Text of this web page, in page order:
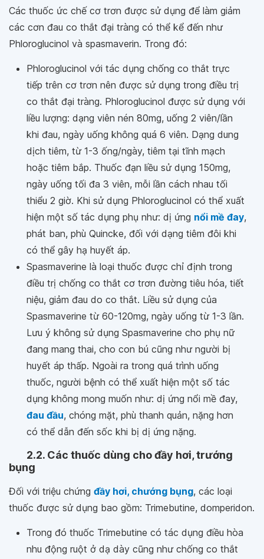
Các thuốc ức chế cơ trơn được sử dụng để làm giảm
các cơn đau co thắt đại tràng có thể kể đến như
Phloroglucinol và spasmaverin. Trong đó:
Phloroglucinol với tác dụng chống co thắt trực
tiếp trên cơ trơn nên được sử dụng trong điều trị
co thắt đại tràng. Phloroglucinol được sử dụng với
liều lượng: dạng viên nén 80mg, uống 2 viên/lần
khi đau, ngày uống không quá 6 viên. Dạng dung
dịch tiêm, từ 1-3 ống/ngày, tiêm tại tĩnh mạch
hoặc tiêm bắp. Thuốc đạn liều sử dụng 150mg,
ngày uống tối đa 3 viên, mỗi lần cách nhau tối
thiểu 2 giờ. Khi sử dụng Phloroglucinol có thể xuất
hiện một số tác dụng phụ như: dị ứng nổi mề đay,
phát ban, phù Quincke, đối với dạng tiêm đôi khi
có thể gây hạ huyết áp.
Spasmaverine là loại thuốc được chỉ định trong
điều trị chống co thắt cơ trơn đường tiêu hóa, tiết
niệu, giảm đau do co thắt. Liều sử dụng của
Spasmaverine từ 60-120mg, ngày uống từ 1-3 lần.
Lưu ý không sử dụng Spasmaverine cho phụ nữ
đang mang thai, cho con bú cũng như người bị
huyết áp thấp. Ngoài ra trong quá trình uống
thuốc, người bệnh có thể xuất hiện một số tác
dụng không mong muốn như: dị ứng nổi mề đay,
đau đầu, chóng mặt, phù thanh quản, nặng hơn
có thể dẫn đến sốc khi bị dị ứng nặng.
2.2. Các thuốc dùng cho đầy hơi, trướng
bụng
Đối với triệu chứng đầy hơi, chướng bụng, các loại
thuốc được sử dụng bao gồm: Trimebutine, domperidon.
Trong đó thuốc Trimebutine có tác dụng điều hòa
nhu động ruột ở dạ dày cũng như chống co thắt